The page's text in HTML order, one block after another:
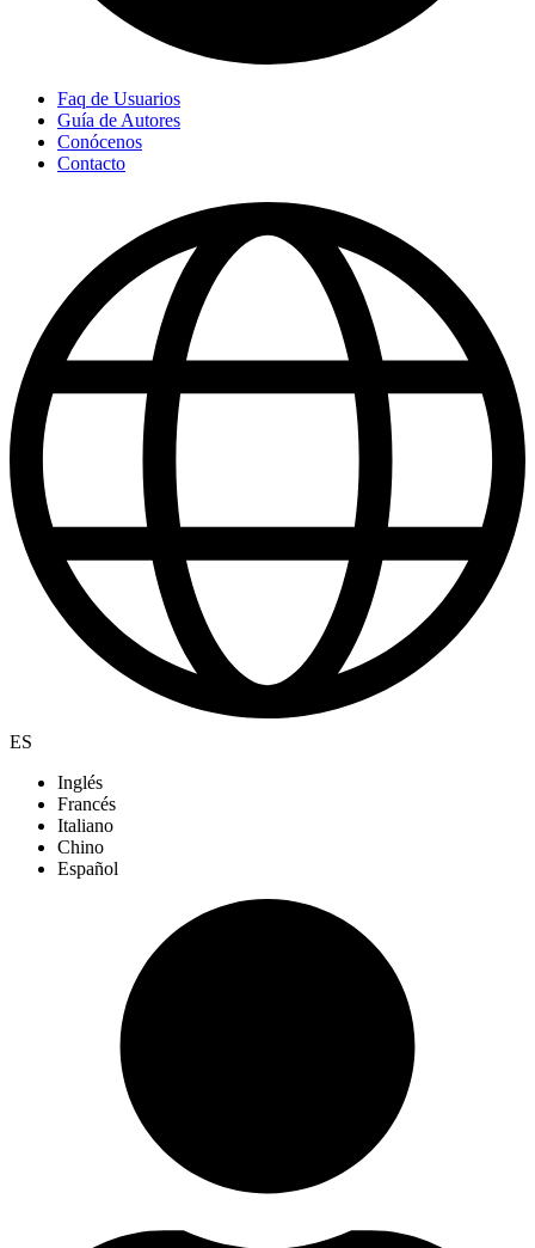
Faq de Usuarios
Guía de Autores
Conócenos
Contacto
ES
Inglés
Francés
Italiano
Chino
Español